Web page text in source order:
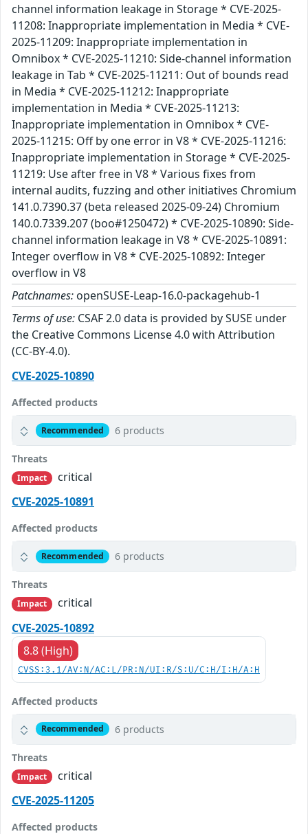
channel information leakage in Storage * CVE-2025-
11208: Inappropriate implementation in Media * CVE-
2025-11209: Inappropriate implementation in
Omnibox * CVE-2025-11210: Side-channel information
leakage in Tab * CVE-2025-11211: Out of bounds read
in Media * CVE-2025-11212: Inappropriate
implementation in Media * CVE-2025-11213:
Inappropriate implementation in Omnibox * CVE-
2025-11215: Off by one error in V8 * CVE-2025-11216:
Inappropriate implementation in Storage * CVE-2025-
11219: Use after free in V8 * Various fixes from
internal audits, fuzzing and other initiatives Chromium
141.0.7390.37 (beta released 2025-09-24) Chromium
140.0.7339.207 (boo#1250472) * CVE-2025-10890: Side-
channel information leakage in V8 * CVE-2025-10891:
Integer overflow in V8 * CVE-2025-10892: Integer
overflow in V8
Patchnames: openSUSE-Leap-16.0-packagehub-1
Terms of use: CSAF 2.0 data is provided by SUSE under
the Creative Commons License 4.0 with Attribution
(CC-BY-4.0).
CVE-2025-10890
Affected products
Recommended 6 products
Threats
Impact
critical
CVE-2025-10891
Affected products
Recommended 6 products
Threats
Impact
critical
CVE-2025-10892
8.8 (High)
CVSS:3.1/AV:N/AC:L/PR:N/UI:R/S:U/C:H/I:H/A:H
Affected products
Recommended 6 products
Threats
Impact
critical
CVE-2025-11205
Affected products